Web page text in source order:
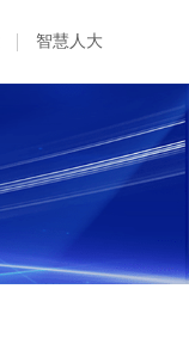
智慧人大